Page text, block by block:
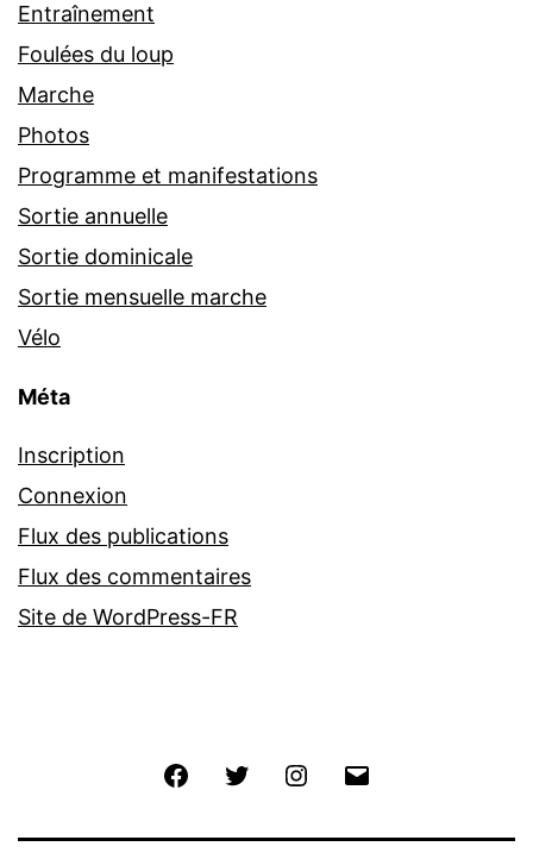
Entraînement
Foulées du loup
Marche
Photos
Programme et manifestations
Sortie annuelle
Sortie dominicale
Sortie mensuelle marche
Vélo
Méta
Inscription
Connexion
Flux des publications
Flux des commentaires
Site de WordPress-FR
FacebookTwitter Instagram